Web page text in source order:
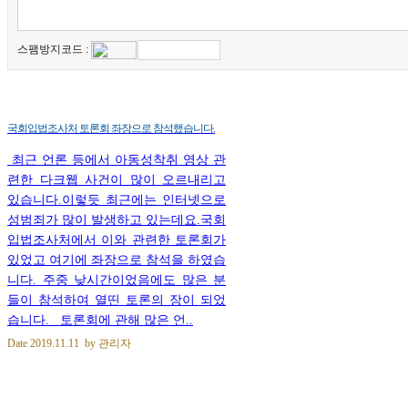
스팸방지코드 :
국회입법조사처 토론회 좌장으로 참석했습니다.
최근 언론 등에서 아동성착취 영상 관
련한 다크웹 사건이 많이 오르내리고
있습니다.이렇듯 최근에는 인터넷으로
성범죄가 많이 발생하고 있는데요.국회
입법조사처에서 이와 관련한 토론회가
있었고 여기에 좌장으로 참석을 하였습
니다. 주중 낮시간이었음에도 많은 분
들이 참석하여 열띤 토론의 장이 되었
습니다. 토론회에 관해 많은 언..
Date 2019.11.11 by 관리자